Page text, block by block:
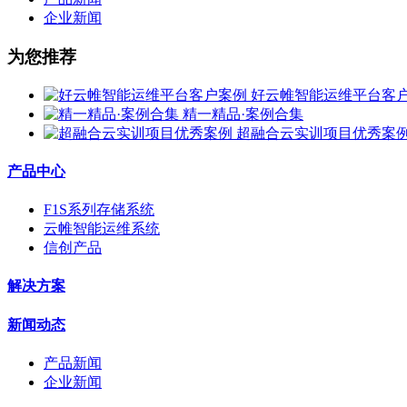
企业新闻
为您推荐
好云帷智能运维平台客
精一精品·案例合集
超融合云实训项目优秀案例
产品中心
F1S系列存储系统
云帷智能运维系统
信创产品
解决方案
新闻动态
产品新闻
企业新闻